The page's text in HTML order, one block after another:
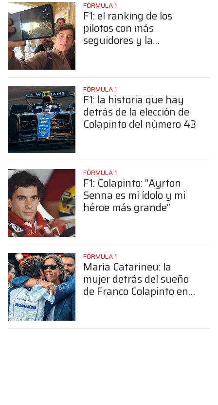
FÓRMULA 1
F1: el ranking de los
pilotos con más
seguidores y la
FÓRMULA 1
F1: la historia que hay
detrás de la elección de
Colapinto del número 43
FÓRMULA 1
F1: Colapinto: "Ayrton
Senna es mi ídolo y mi
héroe más grande"
FÓRMULA 1
María Catarineu: la
mujer detrás del sueño
de Franco Colapinto en